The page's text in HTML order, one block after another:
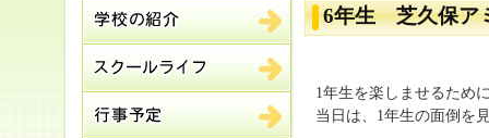
6年生 芝久保ア
1年生を楽しませるため
当日は、1年生の面倒を